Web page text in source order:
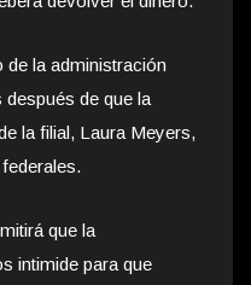
la administración
de que la
la filial, Laura Meyers,
que la
intimide para que